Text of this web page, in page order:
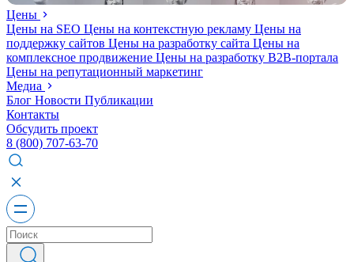
Цены
Цены на SEO Цены на контекстную рекламу Цены на
поддержку сайтов Цены на разработку сайта Цены на
комплексное продвижение Цены на разработку В2В-портала
Цены на репутационный маркетинг
Медиа
Блог Новости Публикации
Контакты
Обсудить проект
8 (800) 707-63-70